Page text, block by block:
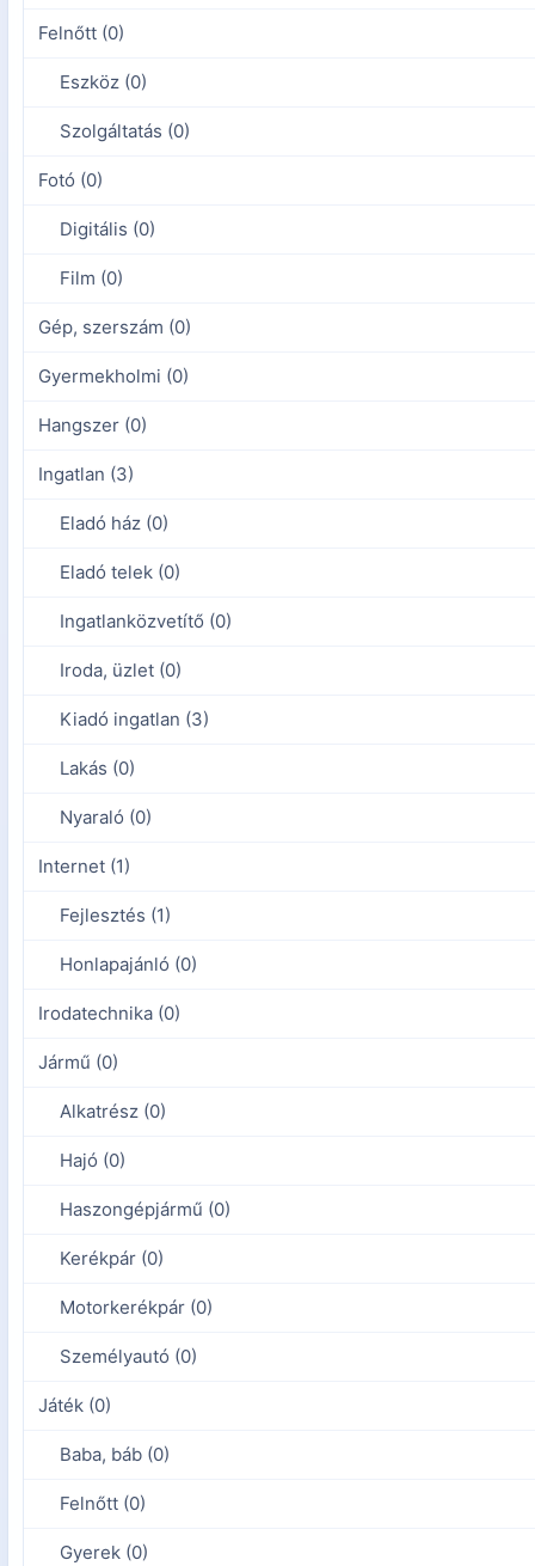
Felnőtt (0)
Eszköz (0)
Szolgáltatás (0)
Fotó (0)
Digitális (0)
Film (0)
Gép, szerszám (0)
Gyermekholmi (0)
Hangszer (0)
Ingatlan (3)
Eladó ház (0)
Eladó telek (0)
Ingatlanközvetítő (0)
Iroda, üzlet (0)
Kiadó ingatlan (3)
Lakás (0)
Nyaraló (0)
Internet (1)
Fejlesztés (1)
Honlapajánló (0)
Irodatechnika (0)
Jármű (0)
Alkatrész (0)
Hajó (0)
Haszongépjármű (0)
Kerékpár (0)
Motorkerékpár (0)
Személyautó (0)
Játék (0)
Baba, báb (0)
Felnőtt (0)
Gyerek (0)